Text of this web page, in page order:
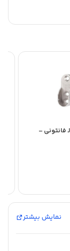
زیر سری J426 فانتونی –
نمایش بیشتر